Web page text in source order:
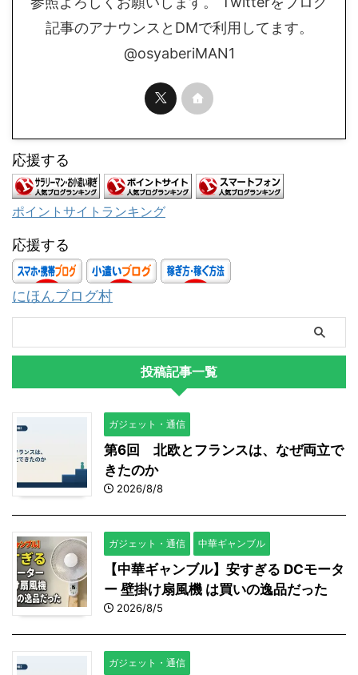
記事のアナウンスとDMで利用してます。
@osyaberiMAN1
応援する
ポイントサイトランキング
応援する
にほんブログ村
投稿記事一覧
ガジェット・通信
第6回 北欧とフランスは、なぜ両立で
きたのか
2026/8/8
ガジェット・通信 中華ギャンブル
【中華ギャンブル】安すぎる DCモータ
ー 壁掛け扇風機 は買いの逸品だった
2026/8/5
ガジェット・通信